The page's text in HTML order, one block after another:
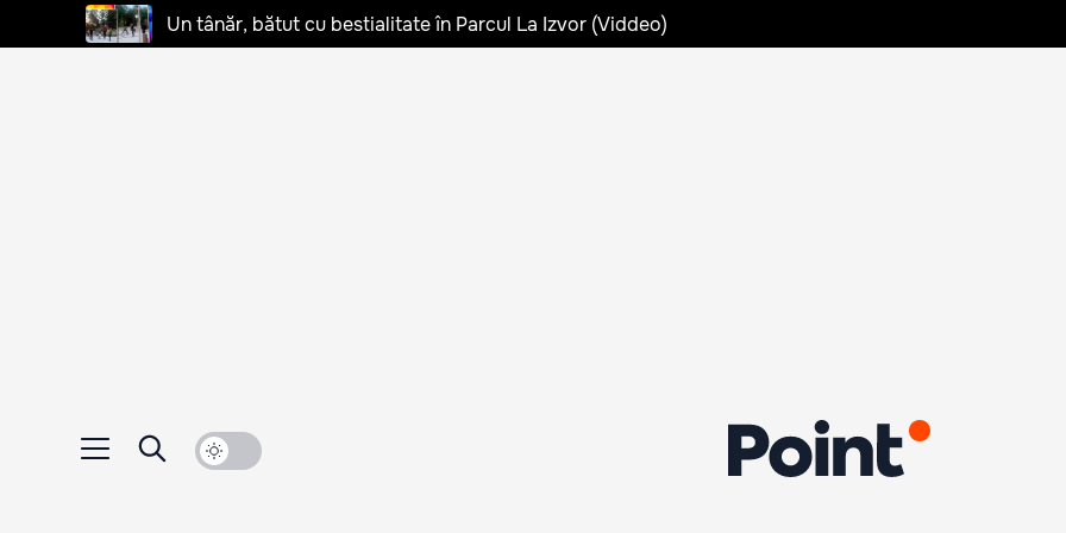
Un tânăr, bătut cu bestialitate în Parcul La Izvor (Viddeo)